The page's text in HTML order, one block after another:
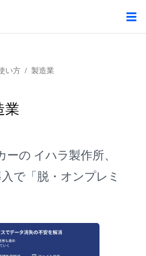
い方 製造業
業
の イハラ製作所、
で「脱・オンプレミ